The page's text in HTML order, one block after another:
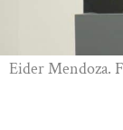
Eider Mendoza.